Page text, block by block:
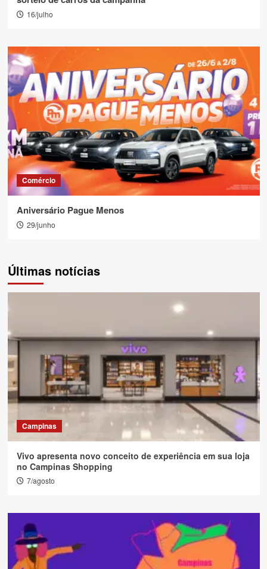
16/julho
Comércio
Aniversário Pague Menos
29/junho
Últimas notícias
Campinas
Vivo apresenta novo conceito de experiência em sua loja
no Campinas Shopping
7/agosto